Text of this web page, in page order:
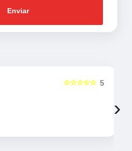
Enviar
5
☆☆☆☆☆
›